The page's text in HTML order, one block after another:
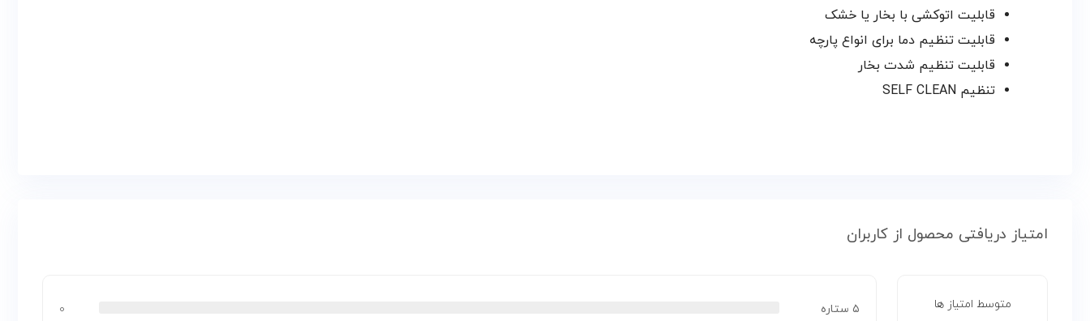
قابلیت اتوکشی با بخار یا خشک
قابلیت تنظیم دما برای انواع پارچه
قابلیت تنظیم شدت بخار
تنظیم SELF CLEAN
امتیاز دریافتی محصول از کاربران
متوسط امتیاز ها ۵ ستاره
۰